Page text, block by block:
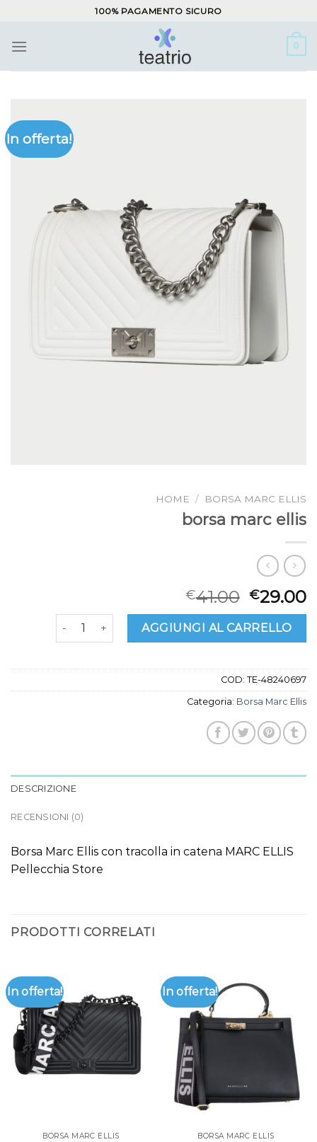
contenuti
100% PAGAMENTO SICURO
0
In offerta!
HOME / BORSA MARC ELLIS
borsa marc ellis
€41.00 €29.00
borsa marc ellis quantitàAGGIUNGI AL CARRELLO
COD: TE-48240697
Categoria: Borsa Marc Ellis
DESCRIZIONE
RECENSIONI (0)
Borsa Marc Ellis con tracolla in catena MARC ELLIS
Pellecchia Store
PRODOTTI CORRELATI
In offerta!
BORSA MARC ELLIS
In offerta!
BORSA MARC ELLIS